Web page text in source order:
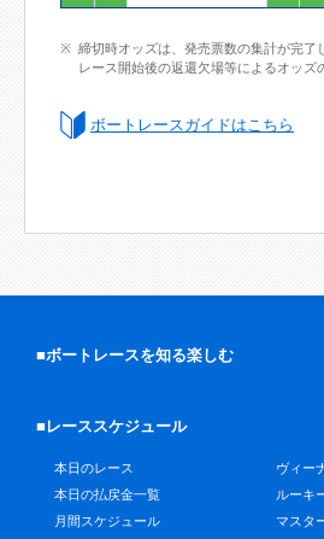
締切時オッズは、発売票数の集計が完
レース開始後の返還欠場等によるオッズ
ボートレースガイドはこちら
■ボートレースを知る楽しむ
■レーススケジュール
本日のレース
本日の払戻金一覧
月間スケジュール
ヴィー
ルーキ
マスタ